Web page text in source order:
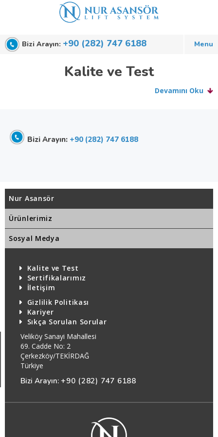
Bizi Arayın: +90 (282) 747 6188
Kalite ve Test
Bizi Arayın: +90 (282) 747 6188
Nur Asansör
Ürünlerimiz
Sosyal Medya
Kalite ve Test
Sertifikalarımız
İletişim
Gizlilik Politikası
Kariyer
Sıkça Sorulan Sorular
Veliköy Sanayi Mahallesi
69. Cadde No: 2
Çerkezköy/TEKİRDAĞ
Türkiye
Bizi Arayın:+90 (282) 747 6188